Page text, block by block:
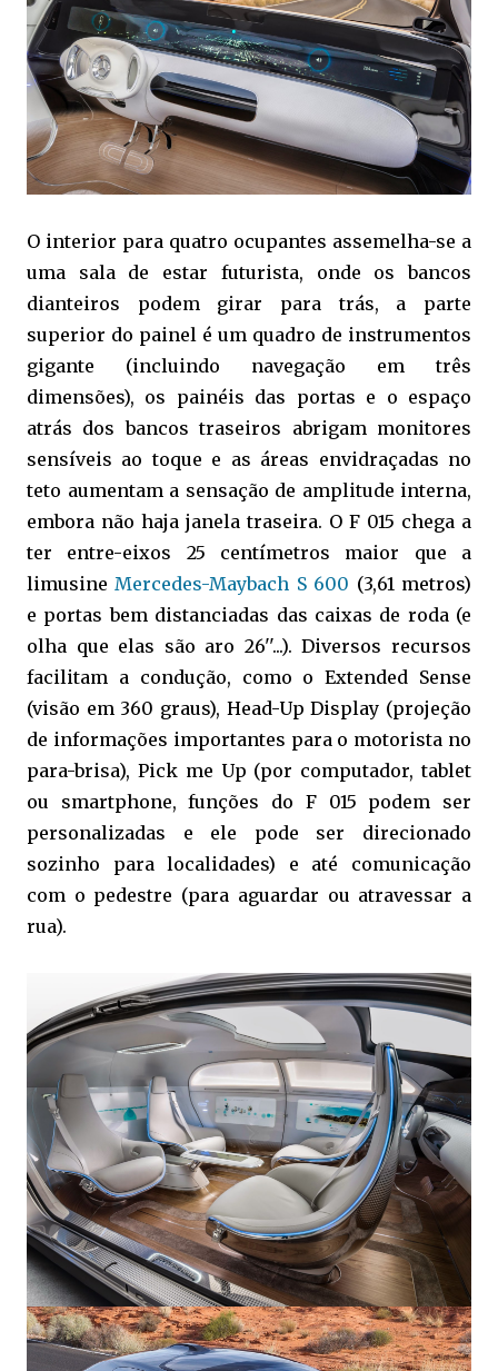
O interior para quatro ocupantes assemelha-se a
uma sala de estar futurista, onde os bancos
dianteiros podem girar para trás, a parte
superior do painel é um quadro de instrumentos
gigante (incluindo navegação em três
dimensões), os painéis das portas e o espaço
atrás dos bancos traseiros abrigam monitores
sensíveis ao toque e as áreas envidraçadas no
teto aumentam a sensação de amplitude interna,
embora não haja janela traseira. O F 015 chega a
ter entre-eixos 25 centímetros maior que a
limusine Mercedes-Maybach S 600 (3,61 metros)
e portas bem distanciadas das caixas de roda (e
olha que elas são aro 26''...). Diversos recursos
facilitam a condução, como o Extended Sense
(visão em 360 graus), Head-Up Display (projeção
de informações importantes para o motorista no
para-brisa), Pick me Up (por computador, tablet
ou smartphone, funções do F 015 podem ser
personalizadas e ele pode ser direcionado
sozinho para localidades) e até comunicação
com o pedestre (para aguardar ou atravessar a
rua).